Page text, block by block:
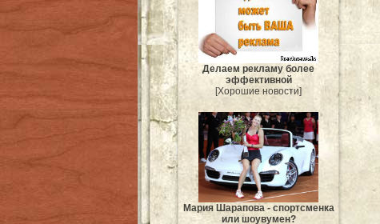
Делаем рекламу более
эффективной
[Хорошие новости]
Мария Шарапова - спортсменка
или шоувумен?